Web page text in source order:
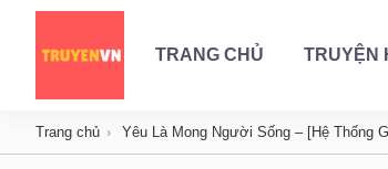
TRANG CHỦ TRUYỆN
Trang chủ Yêu Là Mong Người Sống – [Hệ Thống